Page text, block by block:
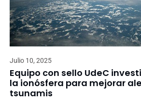
Julio 10, 2025
Equipo con sello UdeC
la ionósfera para mejorar
tsunamis